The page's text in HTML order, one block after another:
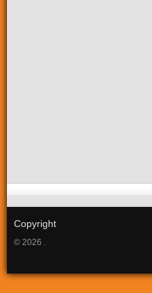
Copyright
© 2026 .